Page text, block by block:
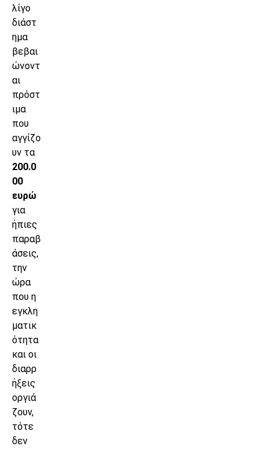
λίγο
διάστ
ημα
βεβαι
ώνοντ
αι
πρόστ
ιμα
που
αγγίζο
υν τα
200.0
00
ευρώ
για
ήπιες
παραβ
άσεις,
την
ώρα
που η
εγκλη
ματικ
ότητα
και οι
διαρρ
ήξεις
οργιά
ζουν,
τότε
δεν